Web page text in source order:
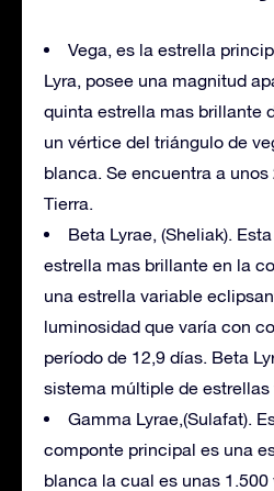
Vega, es la estrella
Lyra, posee una magnitud
quinta estrella mas brillante
un vértice del triángulo de
blanca. Se encuentra a unos
Tierra.
Beta Lyrae, (Sheliak).
estrella mas brillante en la
una estrella variable
luminosidad que varía con
período de 12,9 días. Beta
sistema múltiple de estrellas
Gamma Lyrae,(Sulafat).
componte principal es una
blanca la cual es unas